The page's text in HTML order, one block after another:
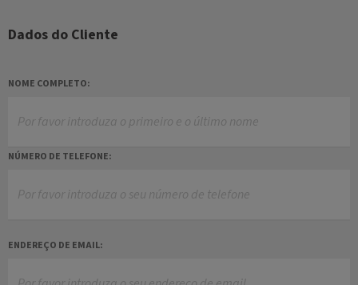
Dados do Cliente
NOME COMPLETO:
NÚMERO DE TELEFONE:
ENDEREÇO DE EMAIL: